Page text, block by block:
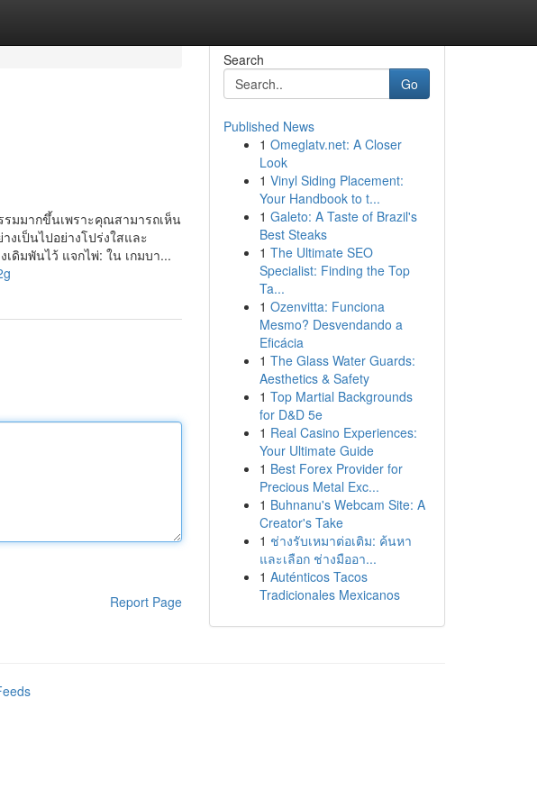
รมมากขึ้นเพราะคุณสามารถเห็น
เป็นไปอย่างโปร่งใสและ
ดิมพันไว้ แจกไพ่: ใน เกมบา...
Report Page
Search
Go
Published News
1 Omeglatv.net: A Closer
Look
1 Vinyl Siding Placement:
Your Handbook to t...
1 Galeto: A Taste of Brazil's
Best Steaks
1 The Ultimate SEO
Specialist: Finding the Top
Ta...
1 Ozenvitta: Funciona
Mesmo? Desvendando a
Eficácia
1 The Glass Water Guards:
Aesthetics & Safety
1 Top Martial Backgrounds
for D&D 5e
1 Real Casino Experiences:
Your Ultimate Guide
1 Best Forex Provider for
Precious Metal Exc...
1 Buhnanu's Webcam Site: A
Creator's Take
1 ช่างรับเหมาต่อเติม: ค้นหา
และเลือก ช่างมืออา...
1 Auténticos Tacos
Tradicionales Mexicanos